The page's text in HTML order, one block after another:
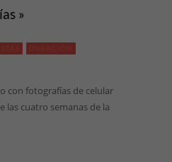
»
con fotografías de celular
las cuatro semanas de la